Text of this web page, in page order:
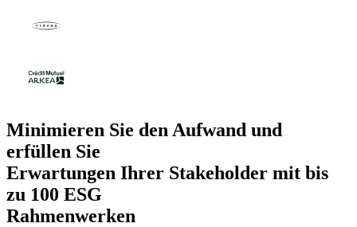
Minimieren Sie den Aufwand und
erfüllen Sie
Erwartungen Ihrer Stakeholder mit bis
zu 100 ESG
Rahmenwerken